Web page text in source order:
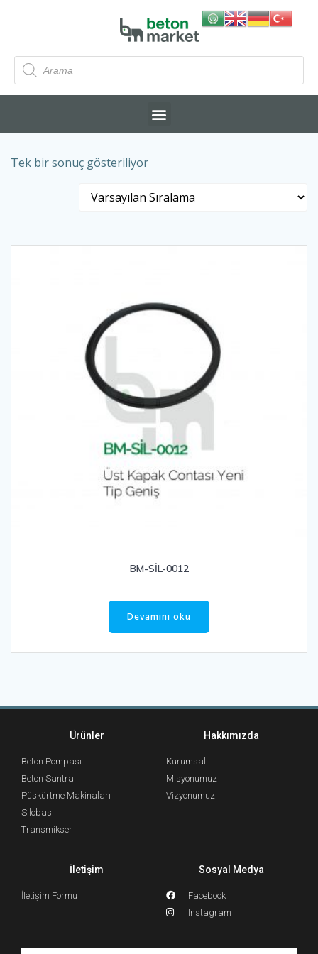
Tek bir sonuç gösteriliyor
BM-SİL-0012
Devamını oku
Ürünler
Beton Pompası
Beton Santrali
Püskürtme Makinaları
Silobas
Transmikser
Hakkımızda
Kurumsal
Misyonumuz
Vizyonumuz
İletişim
İletişim Formu
Sosyal Medya
Facebook
Instagram